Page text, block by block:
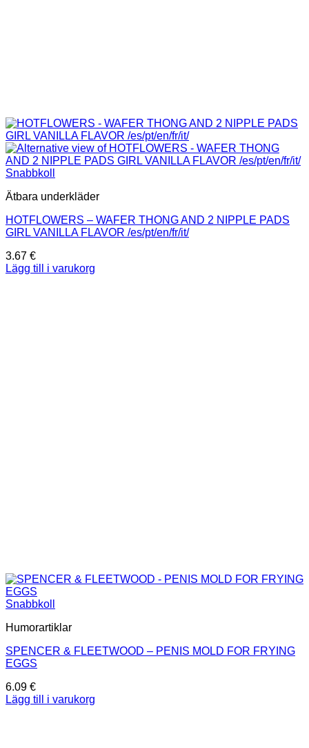
Snabbkoll
Ätbara underkläder
HOTFLOWERS – WAFER THONG AND 2 NIPPLE PADS
GIRL VANILLA FLAVOR /es/pt/en/fr/it/
3.67 €
Lägg till i varukorg
Snabbkoll
Humorartiklar
SPENCER & FLEETWOOD – PENIS MOLD FOR FRYING
EGGS
6.09 €
Lägg till i varukorg